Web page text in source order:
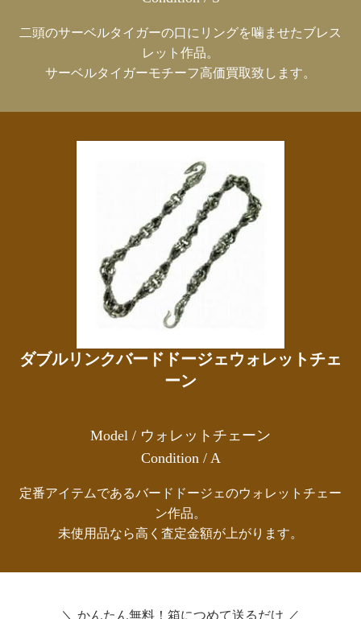
二頭のサーベルタイガーの口にリングを噛ませたブレス
レット作品。
サーベルタイガーモチーフ高価買取致します。
ダブルリンクバードドージェウォレットチェ
ーン
Model / ウォレットチェーン
Condition / A
定番アイテムであるバードドージェのウォレットチェー
ン作品。
未使用品なら高く査定金額が上がります。
＼ かんたん無料！箱につめて送るだけ ／